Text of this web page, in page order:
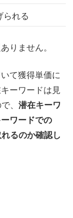
られる
りません。
て獲得単価に
ーワードは見
、 潜在キーワ
ワードでの
るのか確認し